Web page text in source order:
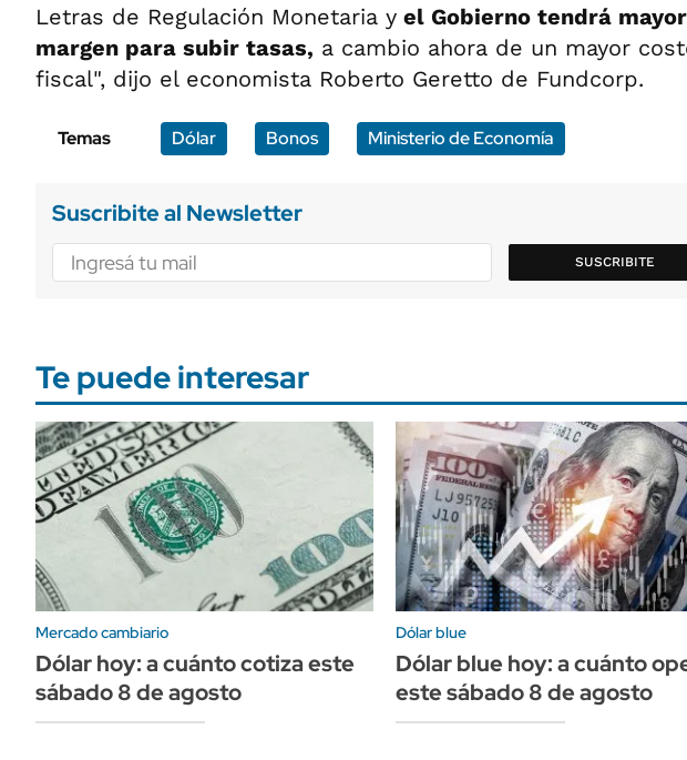
Letras de Regulación Monetaria y el Gobierno tendrá mayor
margen para subir tasas, a cambio ahora de un mayor
fiscal", dijo el economista Roberto Geretto de Fundcorp.
Temas Dólar Bonos Ministerio de Economía
Suscribite al Newsletter
SUSCRIBITE
Te puede interesar
Mercado cambiario
Dólar hoy: a cuánto cotiza este
sábado 8 de agosto
Dólar blue
Dólar blue hoy: a cuánto
este sábado 8 de agosto